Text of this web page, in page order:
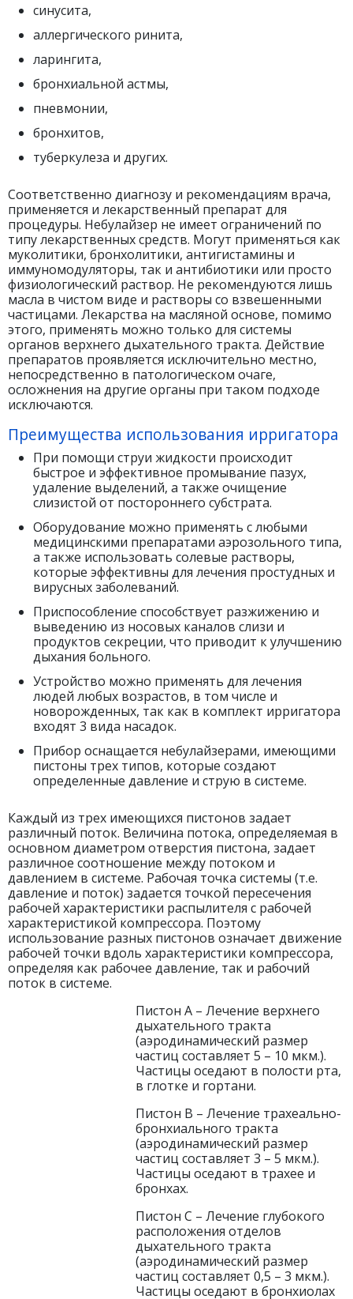
синусита,
аллергического ринита,
ларингита,
бронхиальной астмы,
пневмонии,
бронхитов,
туберкулеза и других.
Соответственно диагнозу и рекомендациям врача,
применяется и лекарственный препарат для
процедуры. Небулайзер не имеет ограничений по
типу лекарственных средств. Могут применяться как
муколитики, бронхолитики, антигистамины и
иммуномодуляторы, так и антибиотики или просто
физиологический раствор. Не рекомендуются лишь
масла в чистом виде и растворы со взвешенными
частицами. Лекарства на масляной основе, помимо
этого, применять можно только для системы
органов верхнего дыхательного тракта. Действие
препаратов проявляется исключительно местно,
непосредственно в патологическом очаге,
осложнения на другие органы при таком подходе
исключаются.
Преимущества использования ирригатора
При помощи струи жидкости происходит
быстрое и эффективное промывание пазух,
удаление выделений, а также очищение
слизистой от постороннего субстрата.
Оборудование можно применять с любыми
медицинскими препаратами аэрозольного типа,
а также использовать солевые растворы,
которые эффективны для лечения простудных и
вирусных заболеваний.
Приспособление способствует разжижению и
выведению из носовых каналов слизи и
продуктов секреции, что приводит к улучшению
дыхания больного.
Устройство можно применять для лечения
людей любых возрастов, в том числе и
новорожденных, так как в комплект ирригатора
входят 3 вида насадок.
Прибор оснащается небулайзерами, имеющими
пистоны трех типов, которые создают
определенные давление и струю в системе.
Каждый из трех имеющихся пистонов задает
различный поток. Величина потока, определяемая в
основном диаметром отверстия пистона, задает
различное соотношение между потоком и
давлением в системе. Рабочая точка системы (т.е.
давление и поток) задается точкой пересечения
рабочей характеристики распылителя с рабочей
характеристикой компрессора. Поэтому
использование разных пистонов означает движение
рабочей точки вдоль характеристики компрессора,
определяя как рабочее давление, так и рабочий
поток в системе.
Пистон А – Лечение верхнего
дыхательного тракта
(аэродинамический размер
частиц составляет 5 – 10 мкм.).
Частицы оседают в полости рта,
в глотке и гортани.
Пистон B – Лечение трахеально-
бронхиального тракта
(аэродинамический размер
частиц составляет 3 – 5 мкм.).
Частицы оседают в трахее и
бронхах.
Пистон С – Лечение глубокого
расположения отделов
дыхательного тракта
(аэродинамический размер
частиц составляет 0,5 – 3 мкм.).
Частицы оседают в бронхиолах